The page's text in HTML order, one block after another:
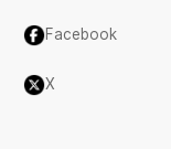
Facebook
X